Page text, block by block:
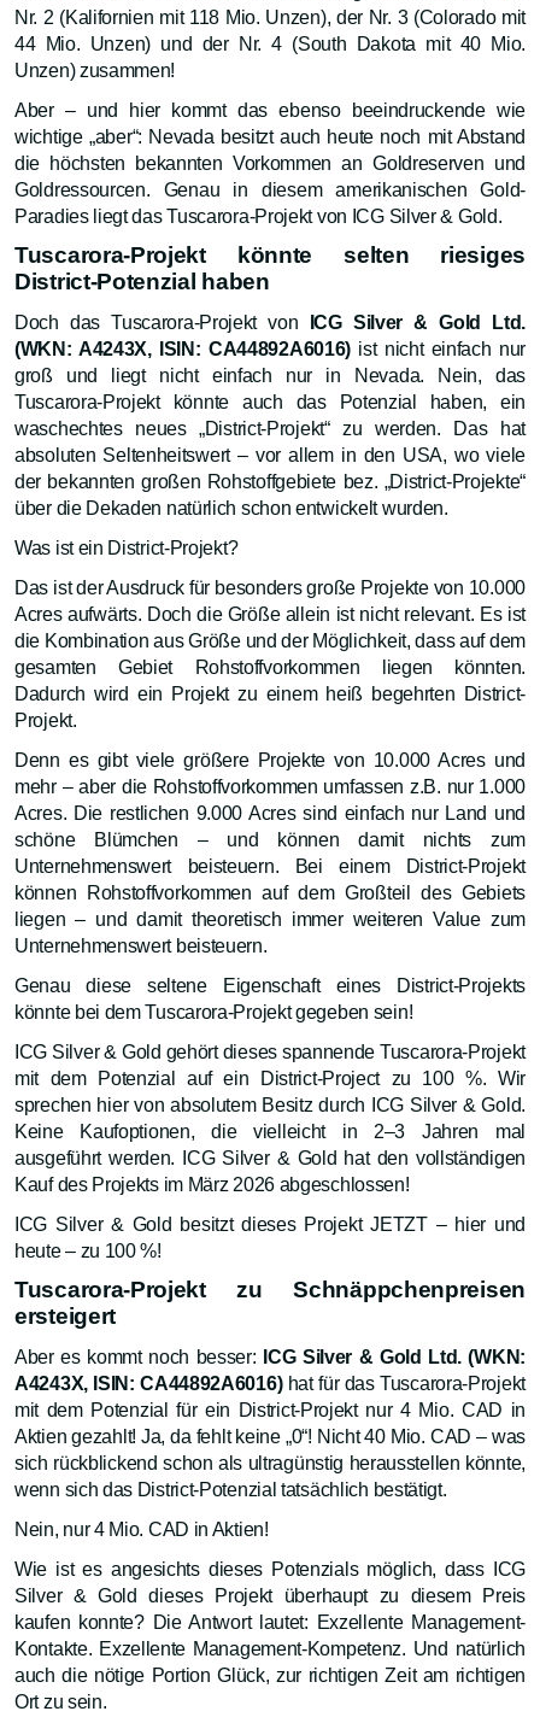
Nr. 2 (Kalifornien mit 118 Mio. Unzen), der Nr. 3 (Colorado mit
44 Mio. Unzen) und der Nr. 4 (South Dakota mit 40 Mio.
Unzen) zusammen!
Aber – und hier kommt das ebenso beeindruckende wie
wichtige „aber“: Nevada besitzt auch heute noch mit Abstand
die höchsten bekannten Vorkommen an Goldreserven und
Goldressourcen. Genau in diesem amerikanischen Gold-
Paradies liegt das Tuscarora-Projekt von ICG Silver & Gold.
Tuscarora-Projekt könnte selten riesiges
District-Potenzial haben
Doch das Tuscarora-Projekt von
ICG Silver & Gold Ltd.
(WKN: A4243X, ISIN: CA44892A6016) ist nicht einfach nur
groß und liegt nicht einfach nur in Nevada. Nein, das
Tuscarora-Projekt könnte auch das Potenzial haben, ein
waschechtes neues „District-Projekt“ zu werden. Das hat
absoluten Seltenheitswert – vor allem in den USA, wo viele
der bekannten großen Rohstoffgebiete bez. „District-Projekte“
über die Dekaden natürlich schon entwickelt wurden.
Was ist ein District-Projekt?
Das ist der Ausdruck für besonders große Projekte von 10.000
Acres aufwärts. Doch die Größe allein ist nicht relevant. Es ist
die Kombination aus Größe und der Möglichkeit, dass auf dem
gesamten Gebiet Rohstoffvorkommen liegen könnten.
Dadurch wird ein Projekt zu einem heiß begehrten District-
Projekt.
Denn es gibt viele größere Projekte von 10.000 Acres und
mehr – aber die Rohstoffvorkommen umfassen z.B. nur 1.000
Acres. Die restlichen 9.000 Acres sind einfach nur Land und
schöne Blümchen – und können damit nichts zum
Unternehmenswert beisteuern. Bei einem District-Projekt
können Rohstoffvorkommen auf dem Großteil des Gebiets
liegen – und damit theoretisch immer weiteren Value zum
Unternehmenswert beisteuern.
Genau diese seltene Eigenschaft eines District-Projekts
könnte bei dem Tuscarora-Projekt gegeben sein!
ICG Silver & Gold gehört dieses spannende Tuscarora-Projekt
mit dem Potenzial auf ein District-Project zu 100 %. Wir
sprechen hier von absolutem Besitz durch ICG Silver & Gold.
Keine Kaufoptionen, die vielleicht in 2–3 Jahren mal
ausgeführt werden. ICG Silver & Gold hat den vollständigen
Kauf des Projekts im März 2026 abgeschlossen!
ICG Silver & Gold besitzt dieses Projekt JETZT – hier und
heute – zu 100 %!
Tuscarora-Projekt zu Schnäppchenpreisen
ersteigert
Aber es kommt noch besser: ICG Silver & Gold Ltd. (WKN:
A4243X, ISIN: CA44892A6016)hat für das Tuscarora-Projekt
mit dem Potenzial für ein District-Projekt nur 4 Mio. CAD in
Aktien gezahlt! Ja, da fehlt keine „0“! Nicht 40 Mio. CAD – was
sich rückblickend schon als ultragünstig herausstellen könnte,
wenn sich das District-Potenzial tatsächlich bestätigt.
Nein, nur 4 Mio. CAD in Aktien!
Wie ist es angesichts dieses Potenzials möglich, dass ICG
Silver & Gold dieses Projekt überhaupt zu diesem Preis
kaufen konnte? Die Antwort lautet: Exzellente Management-
Kontakte. Exzellente Management-Kompetenz. Und natürlich
auch die nötige Portion Glück, zur richtigen Zeit am richtigen
Ort zu sein.